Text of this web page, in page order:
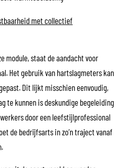
met collectief
module, staat de aandacht voor
Het gebruik van hartslagmeters kan
Dit lijkt misschien eenvoudig,
te kunnen is deskundige begeleiding
door een leefstijlprofessional
de bedrijfsarts in zo’n traject vanaf